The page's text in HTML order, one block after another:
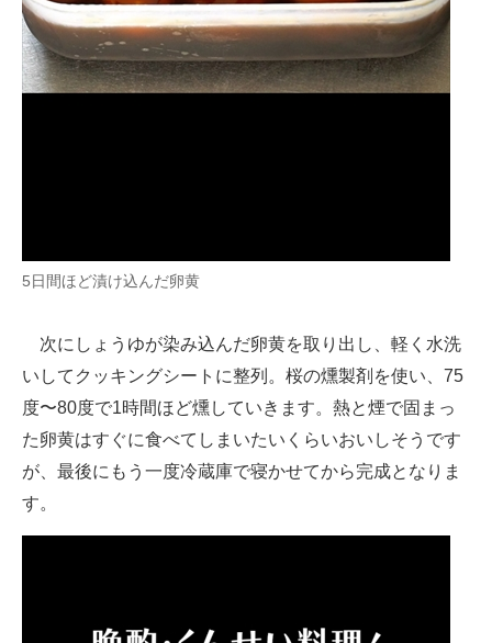
5日間ほど漬け込んだ卵黄
次にしょうゆが染み込んだ卵黄を取り出し、軽く水洗
いしてクッキングシートに整列。桜の燻製剤を使い、75
度〜80度で1時間ほど燻していきます。熱と煙で固まっ
た卵黄はすぐに食べてしまいたいくらいおいしそうです
が、最後にもう一度冷蔵庫で寝かせてから完成となりま
す。